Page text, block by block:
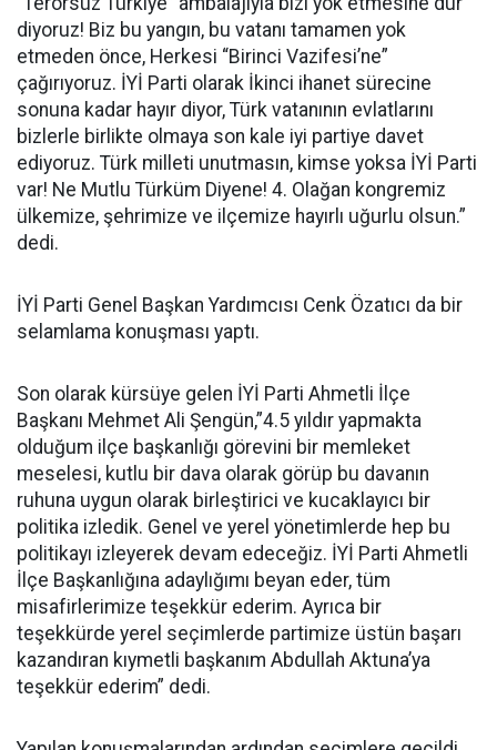
diyoruz! Biz bu yangın, bu vatanı tamamen yok
etmeden önce, Herkesi “Birinci Vazifesi’ne”
çağırıyoruz. İYİ Parti olarak İkinci ihanet sürecine
sonuna kadar hayır diyor, Türk vatanının evlatlarını
bizlerle birlikte olmaya son kale iyi partiye davet
ediyoruz. Türk milleti unutmasın, kimse yoksa İYİ Parti
var! Ne Mutlu Türküm Diyene! 4. Olağan kongremiz
ülkemize, şehrimize ve ilçemize hayırlı uğurlu olsun.”
dedi.
İYİ Parti Genel Başkan Yardımcısı Cenk Özatıcı da bir
selamlama konuşması yaptı.
Son olarak kürsüye gelen İYİ Parti Ahmetli İlçe
Başkanı Mehmet Ali Şengün,”4.5 yıldır yapmakta
olduğum ilçe başkanlığı görevini bir memleket
meselesi, kutlu bir dava olarak görüp bu davanın
ruhuna uygun olarak birleştirici ve kucaklayıcı bir
politika izledik. Genel ve yerel yönetimlerde hep bu
politikayı izleyerek devam edeceğiz. İYİ Parti Ahmetli
İlçe Başkanlığına adaylığımı beyan eder, tüm
misafirlerimize teşekkür ederim. Ayrıca bir
teşekkürde yerel seçimlerde partimize üstün başarı
kazandıran kıymetli başkanım Abdullah Aktuna’ya
teşekkür ederim” dedi.